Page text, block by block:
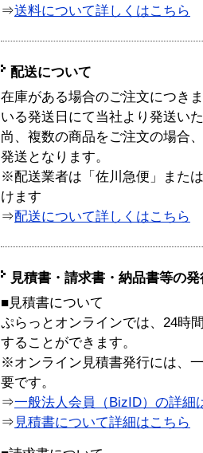
⇒送料について詳しくはこちら
配送について
在庫がある場合のご注文につき
いる発送日にて当社より発送い
尚、複数の商品をご注文の場合
発送となります。
※配送業者は「佐川急便」また
けます
⇒配送について詳しくはこちら
見積書・請求書・納品書等の
■見積書について
ぷらっとオンラインでは、24時
することができます。
※オンライン見積書発行には、
要です。
⇒一般法人会員（BizID）の詳細
⇒ 見積書について詳細はこちら